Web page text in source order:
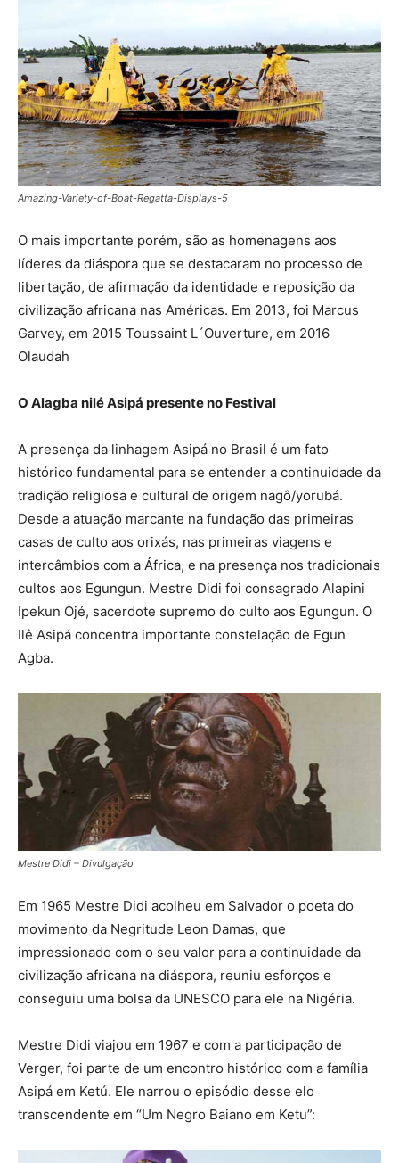
Amazing-Variety-of-Boat-Regatta-Displays-5
O mais importante porém, são as homenagens aos
líderes da diáspora que se destacaram no processo de
libertação, de afirmação da identidade e reposição da
civilização africana nas Américas. Em 2013, foi Marcus
Garvey, em 2015 Toussaint L´Ouverture, em 2016
Olaudah
O Alagba nilé Asipá presente no Festival
A presença da linhagem Asipá no Brasil é um fato
histórico fundamental para se entender a continuidade da
tradição religiosa e cultural de origem nagô/yorubá.
Desde a atuação marcante na fundação das primeiras
casas de culto aos orixás, nas primeiras viagens e
intercâmbios com a África, e na presença nos tradicionais
cultos aos Egungun. Mestre Didi foi consagrado Alapini
Ipekun Ojé, sacerdote supremo do culto aos Egungun. O
Ilê Asipá concentra importante constelação de Egun
Agba.
Mestre Didi – Divulgação
Em 1965 Mestre Didi acolheu em Salvador o poeta do
movimento da Negritude Leon Damas, que
impressionado com o seu valor para a continuidade da
civilização africana na diáspora, reuniu esforços e
conseguiu uma bolsa da UNESCO para ele na Nigéria.
Mestre Didi viajou em 1967 e com a participação de
Verger, foi parte de um encontro histórico com a família
Asipá em Ketú. Ele narrou o episódio desse elo
transcendente em “Um Negro Baiano em Ketu”: